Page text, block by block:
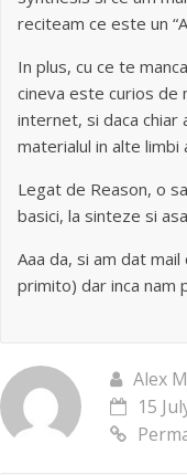
reciteam ce este un
In plus, cu ce te
cineva este curios de
internet, si daca chiar
materialul in alte limbi
Legat de Reason, o
basici, la sinteze si
Aaa da, si am dat
primito) dar inca nam
Alex
15